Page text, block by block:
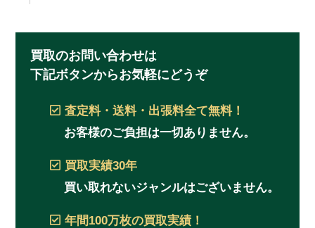
買取のお問い合わせは
下記ボタンからお気軽にどうぞ
査定料・送料・出張料全て無料！
お客様のご負担は一切ありません。
買取実績30年
買い取れないジャンルはございません。
年間100万枚の買取実績！